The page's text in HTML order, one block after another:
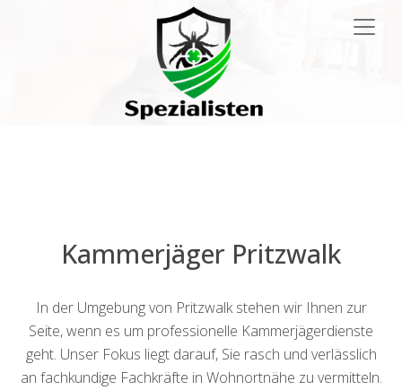
Kammerjäger Pritzwalk
In der Umgebung von Pritzwalk stehen wir Ihnen zur
Seite, wenn es um professionelle Kammerjägerdienste
geht. Unser Fokus liegt darauf, Sie rasch und verlässlich
an fachkundige Fachkräfte in Wohnortnähe zu vermitteln.